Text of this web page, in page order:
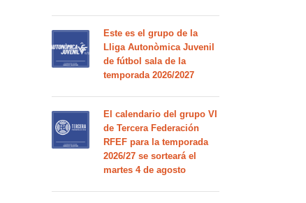
Este es el grupo de la
Lliga Autonòmica Juvenil
de fútbol sala de la
temporada 2026/2027
El calendario del grupo VI
de Tercera Federación
RFEF para la temporada
2026/27 se sorteará el
martes 4 de agosto